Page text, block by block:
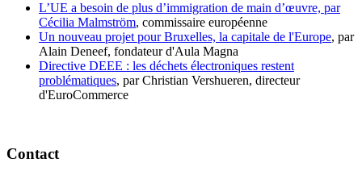
L’UE a besoin de plus d’immigration de main d’œuvre, par
Cécilia Malmström, commissaire européenne
Un nouveau projet pour Bruxelles, la capitale de l'Europe, par
Alain Deneef, fondateur d'Aula Magna
Directive DEEE : les déchets électroniques restent
problématiques, par Christian Vershueren, directeur
d'EuroCommerce
Contact